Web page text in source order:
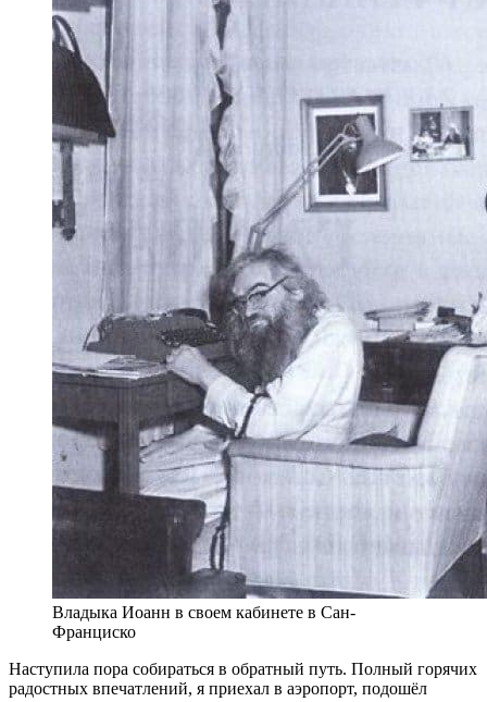
Владыка Иоанн в своем кабинете в Сан-
Франциско
Наступила пора собираться в обратный путь. Полный горячих
радостных впечатлений, я приехал в аэропорт, подошёл